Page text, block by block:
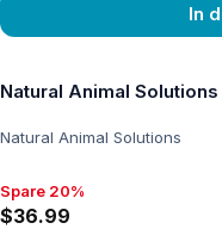
In
Natural Animal
Natural Animal Solutions
Spare 20%, $36.99
Spare 20%
$36.99